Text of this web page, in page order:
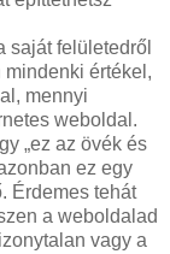
saját felületedről
értékel,
mennyi
weboldal.
„ez az övék és
ez egy
Érdemes tehát
a weboldalad
vagy a